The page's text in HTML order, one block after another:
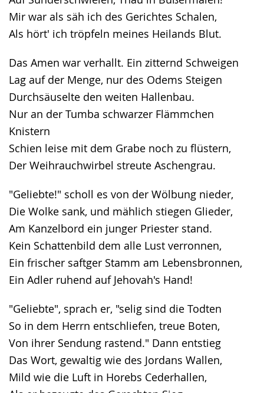
Mir war als säh ich des Gerichtes Schalen,
Als hört' ich tröpfeln meines Heilands Blut.
Das Amen war verhallt. Ein zitternd Schweigen
Lag auf der Menge, nur des Odems Steigen
Durchsäuselte den weiten Hallenbau.
Nur an der Tumba schwarzer Flämmchen
Knistern
Schien leise mit dem Grabe noch zu flüstern,
Der Weihrauchwirbel streute Aschengrau.
"Geliebte!" scholl es von der Wölbung nieder,
Die Wolke sank, und mählich stiegen Glieder,
Am Kanzelbord ein junger Priester stand.
Kein Schattenbild dem alle Lust verronnen,
Ein frischer saftger Stamm am Lebensbronnen,
Ein Adler ruhend auf Jehovah's Hand!
"Geliebte", sprach er, "selig sind die Todten
So in dem Herrn entschliefen, treue Boten,
Von ihrer Sendung rastend." Dann entstieg
Das Wort, gewaltig wie des Jordans Wallen,
Mild wie die Luft in Horebs Cederhallen,